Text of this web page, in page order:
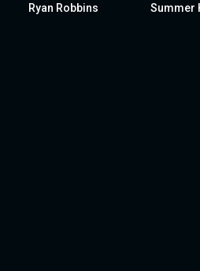
Ryan Robbins Summer